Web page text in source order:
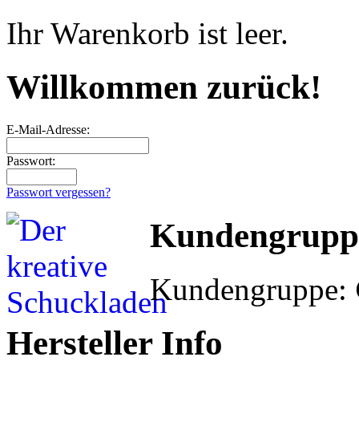
Ihr Warenkorb ist leer.
Willkommen zurück!
E-Mail-Adresse:
Passwort:
Passwort vergessen?
Kundengruppe:
Hersteller Info